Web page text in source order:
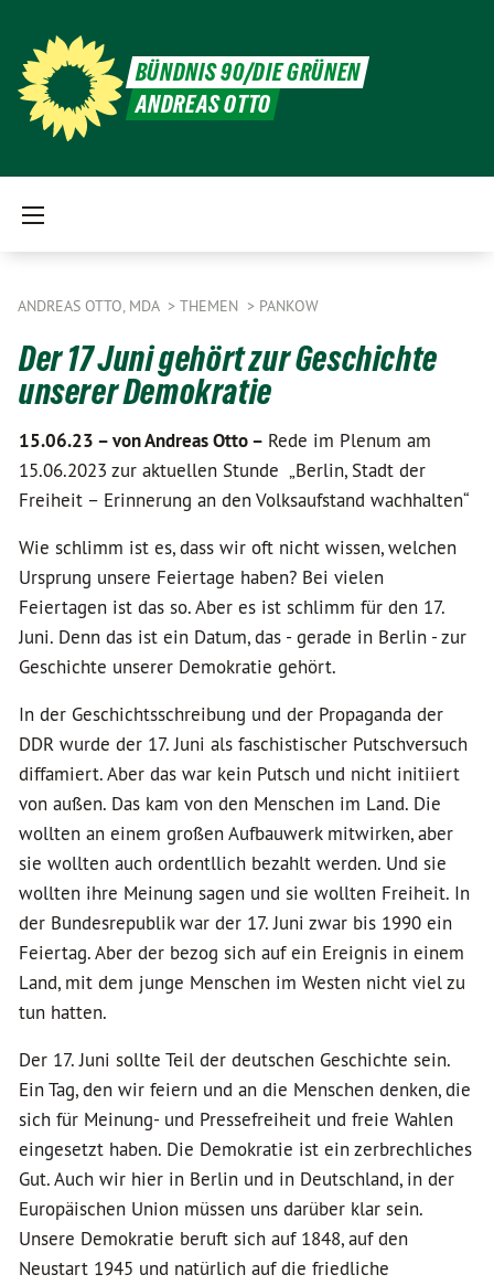
BÜNDNIS 90/DIE GRÜNEN
ANDREAS OTTO
ANDREAS OTTO, MDA THEMEN PANKOW
Der 17 Juni gehört zur Geschichte
unserer Demokratie
15.06.23 –von Andreas Otto – Rede im Plenum am
15.06.2023 zur aktuellen Stunde „Berlin, Stadt der
Freiheit – Erinnerung an den Volksaufstand wachhalten“
Wie schlimm ist es, dass wir oft nicht wissen, welchen
Ursprung unsere Feiertage haben? Bei vielen
Feiertagen ist das so. Aber es ist schlimm für den 17.
Juni. Denn das ist ein Datum, das - gerade in Berlin - zur
Geschichte unserer Demokratie gehört.
In der Geschichtsschreibung und der Propaganda der
DDR wurde der 17. Juni als faschistischer Putschversuch
diffamiert. Aber das war kein Putsch und nicht initiiert
von außen. Das kam von den Menschen im Land. Die
wollten an einem großen Aufbauwerk mitwirken, aber
sie wollten auch ordentllich bezahlt werden. Und sie
wollten ihre Meinung sagen und sie wollten Freiheit. In
der Bundesrepublik war der 17. Juni zwar bis 1990 ein
Feiertag. Aber der bezog sich auf ein Ereignis in einem
Land, mit dem junge Menschen im Westen nicht viel zu
tun hatten.
Der 17. Juni sollte Teil der deutschen Geschichte sein.
Ein Tag, den wir feiern und an die Menschen denken, die
sich für Meinung- und Pressefreiheit und freie Wahlen
eingesetzt haben. Die Demokratie ist ein zerbrechliches
Gut. Auch wir hier in Berlin und in Deutschland, in der
Europäischen Union müssen uns darüber klar sein.
Unsere Demokratie beruft sich auf 1848, auf den
Neustart 1945 und natürlich auf die friedliche